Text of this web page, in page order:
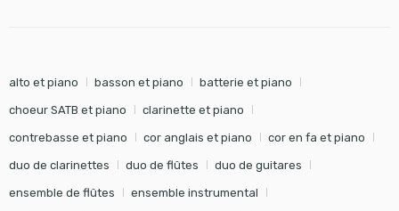
alto et piano basson et piano batterie et piano
choeur SATB et piano clarinette et piano
contrebasse et piano cor anglais et piano cor en fa et piano
duo de clarinettes duo de flûtes duo de guitares
ensemble de flûtes ensemble instrumental